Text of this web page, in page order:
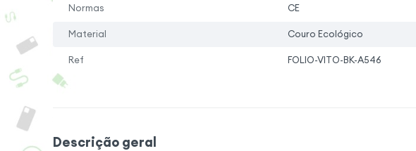
Normas CE
Material Couro Ecológico
Ref FOLIO-VITO-BK-A546
Descrição geral